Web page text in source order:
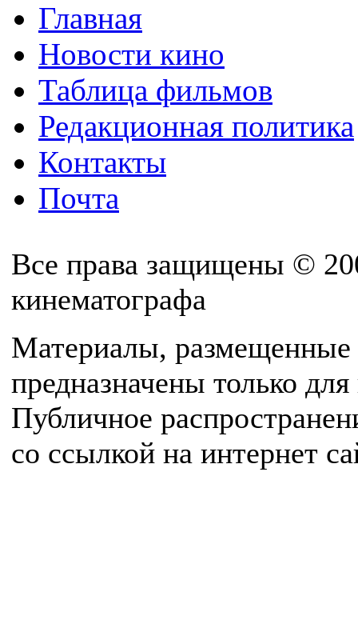
Главная
Новости кино
Таблица фильмов
Редакционная политика
Контакты
Почта
Все права защищены ©
кинематографа
Материалы, размещенные
предназначены только
Публичное
со ссылкой на интернет